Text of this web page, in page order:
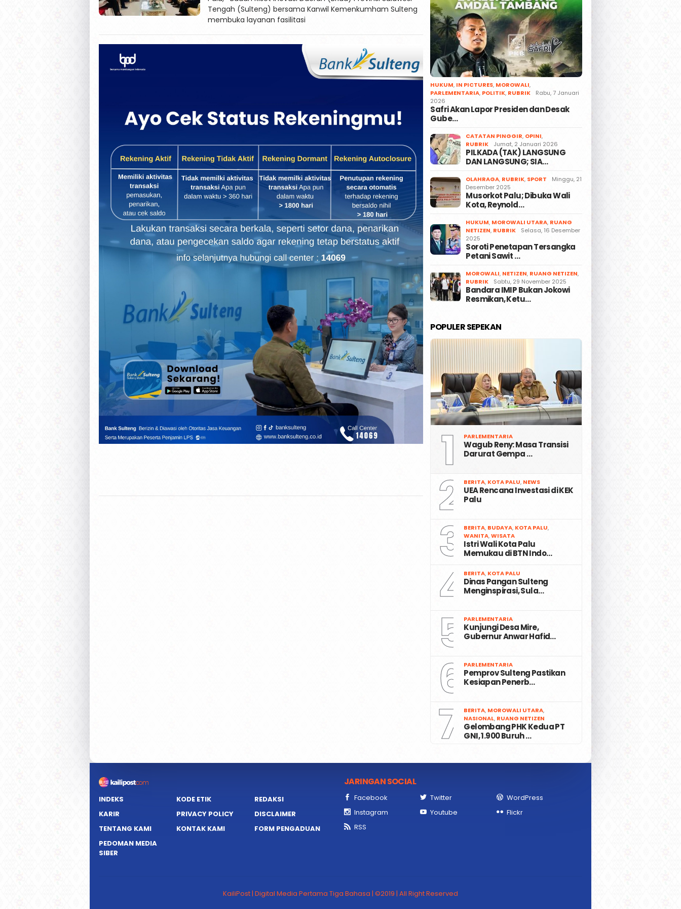
Tengah (Sulteng) bersama Kanwil Kemenkumham Sulteng
membuka layanan fasilitasi
HUKUM, IN PICTURES, MOROWALI,
PARLEMENTARIA, POLITIK, RUBRIK
Rabu, 7 Januari
2026
Safri Akan Lapor Presiden dan Desak
Gube…
CATATAN PINGGIR, OPINI,
RUBRIK
Jumat, 2 Januari 2026
PILKADA (TAK) LANGSUNG
DAN LANGSUNG; SIA…
OLAHRAGA, RUBRIK, SPORT
Minggu, 21
Desember 2025
Musorkot Palu; Dibuka Wali
Kota, Reynold…
HUKUM, MOROWALI UTARA, RUANG
NETIZEN, RUBRIK
Selasa, 16 Desember
2025
Soroti Penetapan Tersangka
Petani Sawit …
MOROWALI, NETIZEN, RUANG NETIZEN,
RUBRIK
Sabtu, 29 November 2025
Bandara IMIP Bukan Jokowi
Resmikan, Ketu…
POPULER SEPEKAN
1 PARLEMENTARIA
Wagub Reny: Masa Transisi
Darurat Gempa …
2 BERITA, KOTA PALU, NEWS
UEA Rencana Investasi di KEK
Palu
3 BERITA, BUDAYA, KOTA PALU,
WANITA,WISATA
Istri Wali Kota Palu
Memukau di BTN Indo…
4 BERITA, KOTA PALU
Dinas Pangan Sulteng
Menginspirasi, Sula…
5 PARLEMENTARIA
Kunjungi Desa Mire,
Gubernur Anwar Hafid…
6 PARLEMENTARIA
Pemprov Sulteng Pastikan
Kesiapan Penerb…
7 BERITA, MOROWALI UTARA,
NASIONAL, RUANG NETIZEN
Gelombang PHK Kedua PT
GNI, 1.900 Buruh …
INDEKS KODE ETIK
REDAKSI
KARIR
PRIVACY POLICY
DISCLAIMER
TENTANG KAMI
KONTAK KAMI
FORM PENGADUAN
PEDOMAN MEDIA
SIBER
JARINGAN SOCIAL
Facebook Twitter
WordPress
Instagram
Youtube
Flickr
RSS
KailiPost | Digital Media Pertama Tiga Bahasa | ©2019 | All Right Reserved